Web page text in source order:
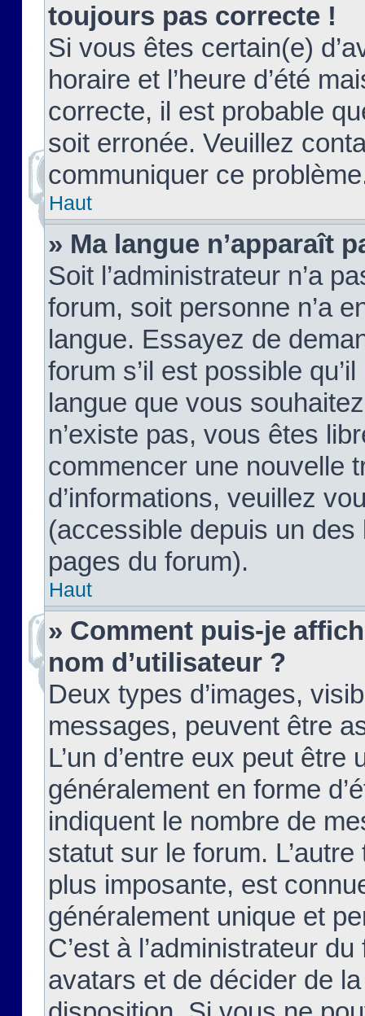
toujours pas correcte !
Si vous êtes certain(e)
horaire et l’heure d’été
correcte, il est probable
soit erronée. Veuillez
communiquer ce
Haut
» Ma langue n’apparaît
Soit l’administrateur n’a
forum, soit personne n’a
langue. Essayez de
forum s’il est possible
langue que vous
n’existe pas, vous êtes
commencer une nouvelle
d’informations, veuillez
(accessible depuis un
pages du forum).
Haut
» Comment puis-je
nom d’utilisateur ?
Deux types d’images,
messages, peuvent être
L’un d’entre eux peut
généralement en forme
indiquent le nombre de
statut sur le forum.
plus imposante, est
généralement unique et
C’est à l’administrateur
avatars et de décider de